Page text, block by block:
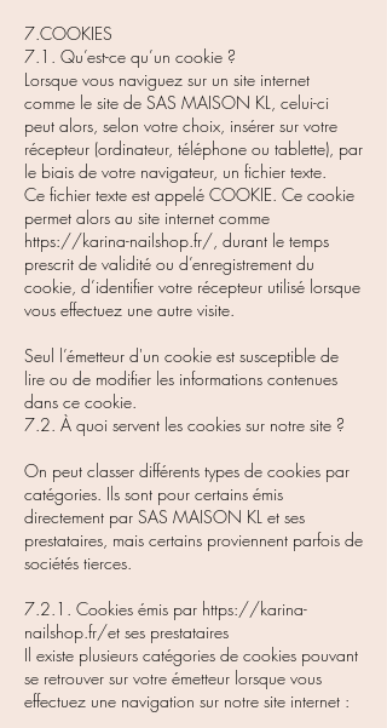
7.COOKIES
7.1. Qu’est-ce qu’un cookie ?
Lorsque vous naviguez sur un site internet
comme le site de SAS MAISON KL, celui-ci
peut alors, selon votre choix, insérer sur votre
récepteur (ordinateur, téléphone ou tablette), par
le biais de votre navigateur, un fichier texte.
Ce fichier texte est appelé COOKIE. Ce cookie
permet alors au site internet comme
https://karina-nailshop.fr/, durant le temps
prescrit de validité ou d’enregistrement du
cookie, d’identifier votre récepteur utilisé lorsque
vous effectuez une autre visite.
Seul l’émetteur d'un cookie est susceptible de
lire ou de modifier les informations contenues
dans ce cookie.
7.2. À quoi servent les cookies sur notre site ?
On peut classer différents types de cookies par
catégories. Ils sont pour certains émis
directement par SAS MAISON KL et ses
prestataires, mais certains proviennent parfois de
sociétés tierces.
7.2.1. Cookies émis par https://karina-
nailshop.fr/et ses prestataires
Il existe plusieurs catégories de cookies pouvant
se retrouver sur votre émetteur lorsque vous
effectuez une navigation sur notre site internet :